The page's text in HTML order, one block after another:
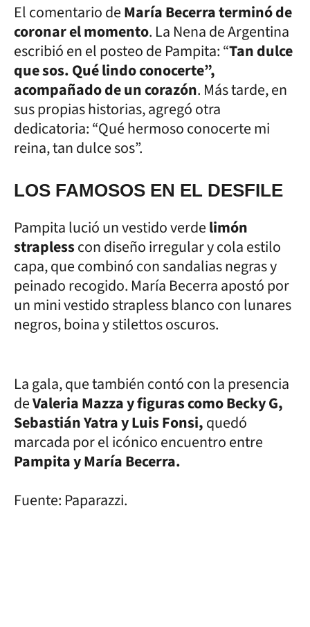
El comentario deMaría Becerra terminó de
coronar el momento. La Nena de Argentina
escribió en el posteo de Pampita: “Tan dulce
que sos. Qué lindo conocerte”,
acompañado de un corazón. Más tarde, en
sus propias historias, agregó otra
dedicatoria: “Qué hermoso conocerte mi
reina, tan dulce sos”.
LOS FAMOSOS EN EL DESFILE
Pampita lució un vestido verdelimón
straplesscon diseño irregular y cola estilo
capa, que combinó con sandalias negras y
peinado recogido. María Becerra apostó por
un mini vestido strapless blanco con lunares
negros, boina y stilettos oscuros.
La gala, que también contó con la presencia
deValeria Mazza y figuras como Becky G,
Sebastián Yatra y Luis Fonsi,quedó
marcada por el icónico encuentro entre
Pampita y María Becerra.
Fuente: Paparazzi.